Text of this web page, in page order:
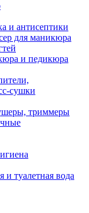
и антисептики
для маникюра
и педикюра
сушки
триммеры
и туалетная вода